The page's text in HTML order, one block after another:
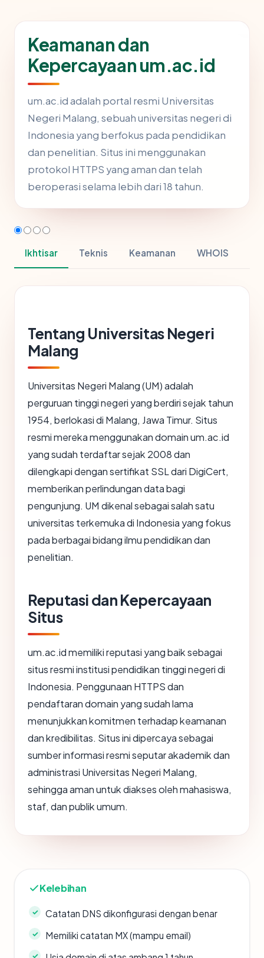
Keamanan dan
Kepercayaan um.ac.id
um.ac.id adalah portal resmi Universitas
Negeri Malang, sebuah universitas negeri di
Indonesia yang berfokus pada pendidikan
dan penelitian. Situs ini menggunakan
protokol HTTPS yang aman dan telah
beroperasi selama lebih dari 18 tahun.
Ikhtisar Teknis Keamanan WHOIS
Tentang Universitas Negeri
Malang
Universitas Negeri Malang (UM) adalah
perguruan tinggi negeri yang berdiri sejak tahun
1954, berlokasi di Malang, Jawa Timur. Situs
resmi mereka menggunakan domain um.ac.id
yang sudah terdaftar sejak 2008 dan
dilengkapi dengan sertifikat SSL dari DigiCert,
memberikan perlindungan data bagi
pengunjung. UM dikenal sebagai salah satu
universitas terkemuka di Indonesia yang fokus
pada berbagai bidang ilmu pendidikan dan
penelitian.
Reputasi dan Kepercayaan
Situs
um.ac.id memiliki reputasi yang baik sebagai
situs resmi institusi pendidikan tinggi negeri di
Indonesia. Penggunaan HTTPS dan
pendaftaran domain yang sudah lama
menunjukkan komitmen terhadap keamanan
dan kredibilitas. Situs ini dipercaya sebagai
sumber informasi resmi seputar akademik dan
administrasi Universitas Negeri Malang,
sehingga aman untuk diakses oleh mahasiswa,
staf, dan publik umum.
Kelebihan
Catatan DNS dikonfigurasi dengan benar
Memiliki catatan MX (mampu email)